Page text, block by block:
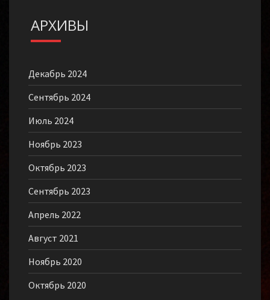
АРХИВЫ
Декабрь 2024
Сентябрь 2024
Июль 2024
Ноябрь 2023
Октябрь 2023
Сентябрь 2023
Апрель 2022
Август 2021
Ноябрь 2020
Октябрь 2020